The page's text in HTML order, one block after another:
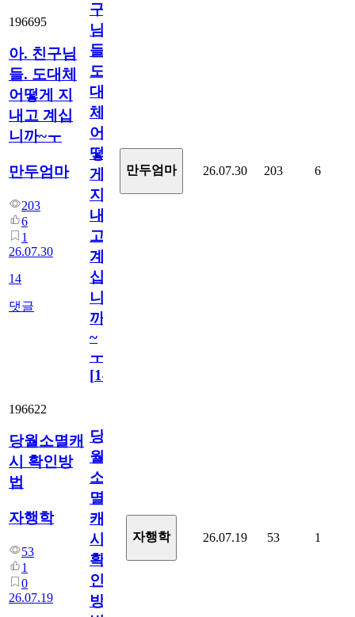
196695
아. 친구님
들. 도대체
어떻게 지
내고 계십
니까~ㅜ
만두엄마
203
6
1
26.07.30
14
댓글
구
님
들.
도
대
체
어
떻
게
지
내
고
계
십
니
까
~
ㅜ
[14
만두엄마 26.07.30 203 6
196622
당월소멸캐
시 확인방
법
자행학
53
1
0
26.07.19
당
월
소
멸
캐
시
확
인
방
자행학 26.07.19 53 1